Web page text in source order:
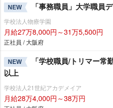
NEW 「事務職員」大学職員
学校法人物療学園
月給27万8,000円～31万5,500円
正社員 / 大阪府
NEW
「学校職員/トリマー常
以上
学校法人21世紀アカデメイア
月給28万4,000円～38万円